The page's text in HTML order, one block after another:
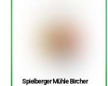
Spielberger Mühle Bircher